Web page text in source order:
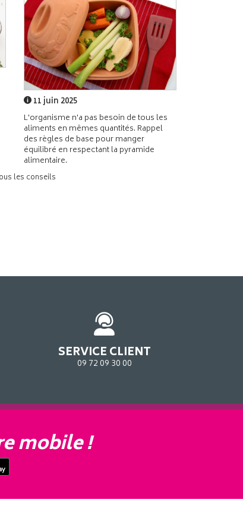
11 juin 2025
L'organisme n'a pas besoin de tous les
aliments en mêmes quantités. Rappel
des règles de base pour manger
équilibré en respectant la pyramide
alimentaire.
les conseils
SERVICE CLIENT
09 72 09 30 00
mobile !